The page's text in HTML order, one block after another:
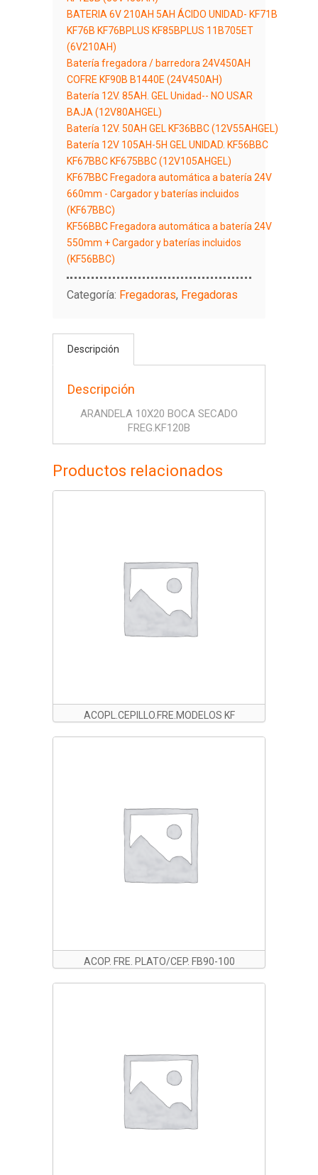
BATERIA 6V 210AH 5AH ÁCIDO UNIDAD- KF71B
KF76B KF76BPLUS KF85BPLUS 11B705ET
(6V210AH)
Batería fregadora / barredora 24V450AH
COFRE KF90B B1440E (24V450AH)
Batería 12V. 85AH. GEL Unidad-- NO USAR
BAJA (12V80AHGEL)
Batería 12V. 50AH GEL KF36BBC (12V55AHGEL)
Batería 12V 105AH-5H GEL UNIDAD. KF56BBC
KF67BBC KF675BBC (12V105AHGEL)
KF67BBC Fregadora automática a batería 24V
660mm - Cargador y baterías incluidos
(KF67BBC)
KF56BBC Fregadora automática a batería 24V
550mm + Cargador y baterías incluidos
(KF56BBC)
Categoría: Fregadoras, Fregadoras
Descripción
Descripción
ARANDELA 10X20 BOCA SECADO
FREG.KF120B
Productos relacionados
ACOPL.CEPILLO.FRE.MODELOS KF
ACOP. FRE. PLATO/CEP. FB90-100